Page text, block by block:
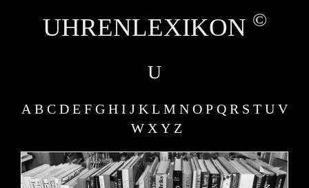
UHRENLEXIKON ©
U
A B C D E F G H I J K L M N O P Q R S T U V
W X Y Z